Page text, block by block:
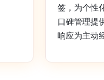
签，为个性
口碑管理提
响应为主动